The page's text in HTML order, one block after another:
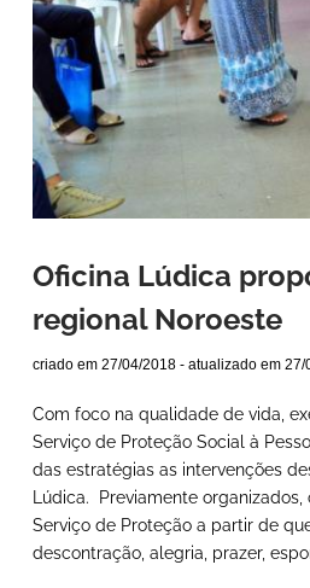
Oficina Lúdica
regional Noroeste
criado em 27/04/2018 - atualizado em 27/
Com foco na qualidade de vida,
Serviço de Proteção Social à
das estratégias as intervenções
Lúdica. Previamente
Serviço de Proteção a partir de
descontração, alegria, prazer,